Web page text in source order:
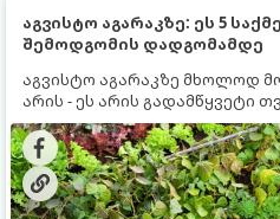
აგვისტო აგარაკზე: ეს 5
შემოდგომის დადგომამდე
აგვისტო აგარაკზე მხოლოდ
არის - ეს არის გადამწყვეტი
ეყრება მომავალი წლის
შემოდგომა-ზამთრის
ნიადაგმა ენერგია
ზამთარს გაუძლონ, აგვისტოს
მნიშვნელოვანი საქმის